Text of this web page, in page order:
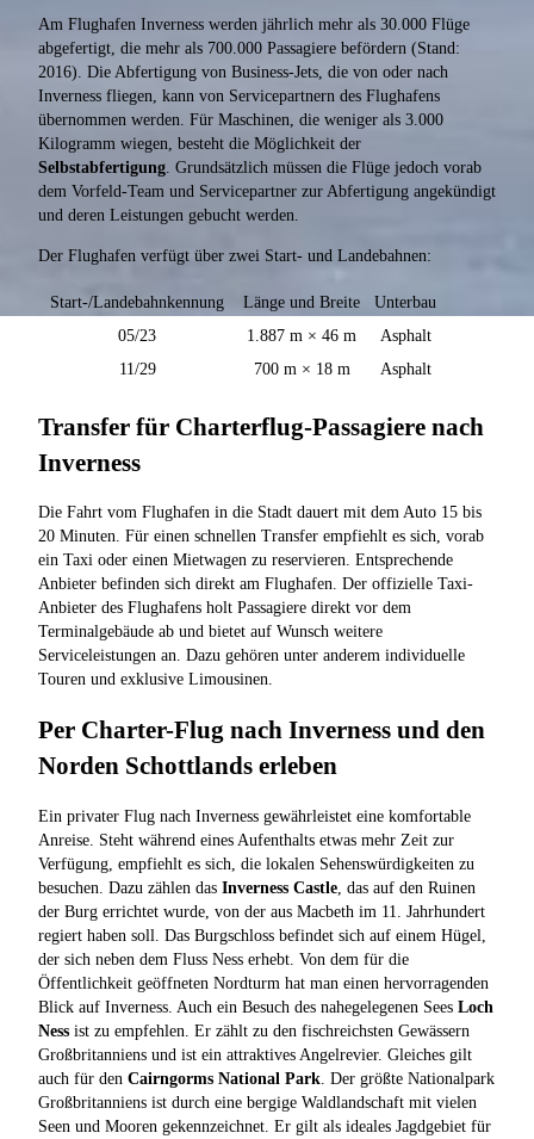
Am Flughafen Inverness werden jährlich mehr als 30.000 Flüge
abgefertigt, die mehr als 700.000 Passagiere befördern (Stand:
2016). Die Abfertigung von Business-Jets, die von oder nach
Inverness fliegen, kann von Servicepartnern des Flughafens
übernommen werden. Für Maschinen, die weniger als 3.000
Kilogramm wiegen, besteht die Möglichkeit der
Selbstabfertigung. Grundsätzlich müssen die Flüge jedoch vorab
dem Vorfeld-Team und Servicepartner zur Abfertigung angekündigt
und deren Leistungen gebucht werden.
Der Flughafen verfügt über zwei Start- und Landebahnen:
Start-/Landebahnkennung Länge und Breite
Unterbau
05/23
1.887 m × 46 m
Asphalt
11/29
700 m × 18 m Asphalt
Transfer für Charterflug-Passagiere nach
Inverness
Die Fahrt vom Flughafen in die Stadt dauert mit dem Auto 15 bis
20 Minuten. Für einen schnellen Transfer empfiehlt es sich, vorab
ein Taxi oder einen Mietwagen zu reservieren. Entsprechende
Anbieter befinden sich direkt am Flughafen. Der offizielle Taxi-
Anbieter des Flughafens holt Passagiere direkt vor dem
Terminalgebäude ab und bietet auf Wunsch weitere
Serviceleistungen an. Dazu gehören unter anderem individuelle
Touren und exklusive Limousinen.
Per Charter-Flug nach Inverness und den
Norden Schottlands erleben
Ein privater Flug nach Inverness gewährleistet eine komfortable
Anreise. Steht während eines Aufenthalts etwas mehr Zeit zur
Verfügung, empfiehlt es sich, die lokalen Sehenswürdigkeiten zu
besuchen. Dazu zählen das Inverness Castle , das auf den Ruinen
der Burg errichtet wurde, von der aus Macbeth im 11. Jahrhundert
regiert haben soll. Das Burgschloss befindet sich auf einem Hügel,
der sich neben dem Fluss Ness erhebt. Von dem für die
Öffentlichkeit geöffneten Nordturm hat man einen hervorragenden
Blick auf Inverness. Auch ein Besuch des nahegelegenen Sees Loch
Ness ist zu empfehlen. Er zählt zu den fischreichsten Gewässern
Großbritanniens und ist ein attraktives Angelrevier. Gleiches gilt
auch für den Cairngorms National Park . Der größte Nationalpark
Großbritanniens ist durch eine bergige Waldlandschaft mit vielen
Seen und Mooren gekennzeichnet. Er gilt als ideales Jagdgebiet für